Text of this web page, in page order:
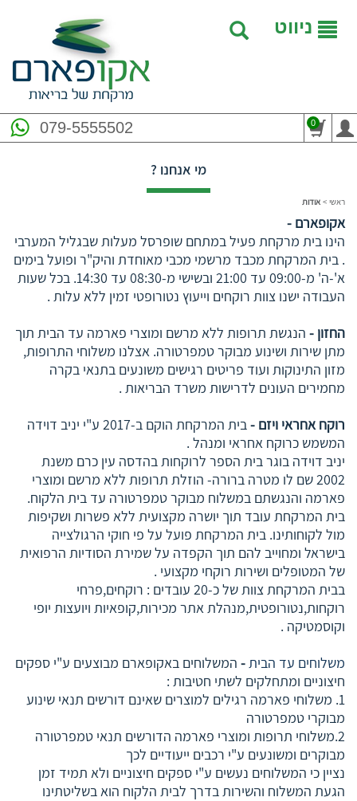
ניווט
079-5555502 0
מי אנחנו ?
ראשי > אודות
אקופארם -
הינו בית מרקחת פעיל במתחם שופרסל מעלות שבגליל המערבי
. בית המרקחת מכבד מרשמי מכבי מאוחדת והיק"ר ופועל בימים
א'-ה' מ-09:00 עד 21:00 ובשישי מ-08:30 עד 14:30. בכל שעות
העבודה ישנו צוות רוקחים וייעוץ נטורופטי זמין ללא עלות .
החזון - הנגשת תרופות ללא מרשם ומוצרי פארמה עד הבית תוך
מתן שירות ושינוע מבוקר טמפרטורה. אצלנו משלוחי התרופות,
מזון התינוקות ועוד פריטים רגישים משונעים בתנאי בקרה
מחמירים העונים לדרישות משרד הבריאות .
רוקח אחראי ויזם -
בית המרקחת הוקם ב-2017 ע"י יניב דוידה
המשמש כרוקח אחראי ומנהל .
יניב דוידה בוגר בית הספר לרוקחות בהדסה עין כרם משנת
2002 שם לו מטרה ברורה- הוזלת תרופות ללא מרשם ומוצרי
פארמה והנגשתם במשלוח מבוקר טמפרטורה עד בית הלקוח.
בית המרקחת עובד תוך יושרה מקצועית ללא פשרות ושקיפות
מול לקוחותינו. בית המרקחת פועל על פי חוקי הרגולצייה
בישראל ומחוייב להם תוך הקפדה על שמירת הסודיות הרפואית
של המטופלים ושירות רוקחי מקצועי .
בבית המרקחת צוות של כ-20 עובדים : רוקחים,פרחי
רוקחות,נטורופטית,מנהלת אתר מכירות,קופאיות ויועצות יופי
וקוסמטיקה .
משלוחים עד הבית- המשלוחים באקופארם מבוצעים ע"י ספקים
חיצוניים ומתחלקים לשתי חטיבות :
1. משלוחי פארמה רגילים למוצרים שאינם דורשים תנאי שינוע
מבוקרי טמפרטורה
2.משלוחי תרופות ומוצרי פארמה הדורשים תנאי טמפרטורה
מבוקרים ומשונעים ע"י רכבים ייעודיים לכך
נציין כי המשלוחים נעשים ע"י ספקים חיצוניים ולא תמיד זמן
הגעת המשלוח והשירות בדרך לבית הלקוח הוא בשליטתינו